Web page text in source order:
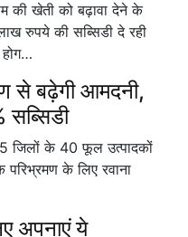
खेती को बढ़ावा देने के
रुपये की सब्सिडी दे रही
से बढ़ेगी आमदनी,
सब्सिडी
जिलों के 40 फूल उत्पादकों
परिभ्रमण के लिए रवाना
अपनाएं ये